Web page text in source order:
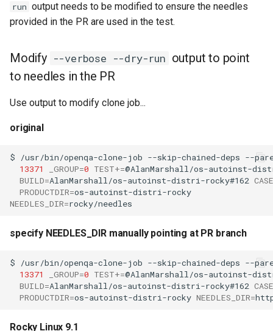
run output needs to be modified to ensure the needles
provided in the PR are used in the test.
Modify --verbose --dry-run output to point
to needles in the PR
Use output to modify clone job...
original
$ /usr/bin/openqa-clone-job --skip-chained-deps --
13371
_GROUP=0 TEST+=@AlanMarshall/os-autoinst-
BUILD=AlanMarshall/os-autoinst-distri-rocky#162
PRODUCTDIR=
NEEDLES_DIR=
specify NEEDLES_DIR manually pointing at PR branch
$ /usr/bin/openqa-clone-job --skip-chained-deps --
13371
_GROUP=0 TEST+=@AlanMarshall/os-autoinst-
BUILD=AlanMarshall/os-autoinst-distri-rocky#162
PRODUCTDIR=os-autoinst-distri-rocky NEEDLES_DIR=
Rocky Linux 9.1